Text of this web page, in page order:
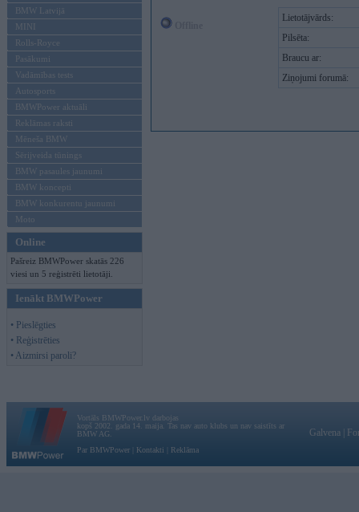
BMW Latvijā
MINI
Rolls-Royce
Pasākumi
Vadāmības tests
Autosports
BMWPower aktuāli
Reklāmas raksti
Mēneša BMW
Sērijveida tūnings
BMW pasaules jaunumi
BMW koncepti
BMW konkurentu jaunumi
Moto
Online
Pašreiz BMWPower skatās 226
viesi un 5 reģistrēti lietotāji.
Ienākt BMWPower
• Pieslēgties
• Reģistrēties
• Aizmirsi paroli?
Lietotājvārds:
Pilsēta:
Braucu ar:
Ziņojumi forumā:
Vortāls BMWPower.lv darbojas
kopš 2002. gada 14. maija. Tas nav auto klubs un nav saistīts ar
BMW AG.
Par BMWPower
Kontakti Reklāma
Galvena